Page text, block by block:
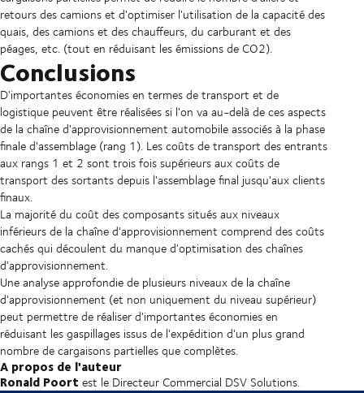
retours des camions et d'optimiser l'utilisation de la capacité des
quais, des camions et des chauffeurs, du carburant et des
péages, etc. (tout en réduisant les émissions de CO2).
Conclusions
D'importantes économies en termes de transport et de
logistique peuvent être réalisées si l'on va au-delà de ces aspects
de la chaîne d'approvisionnement automobile associés à la phase
finale d'assemblage (rang 1). Les coûts de transport des entrants
aux rangs 1 et 2 sont trois fois supérieurs aux coûts de
transport des sortants depuis l'assemblage final jusqu'aux clients
finaux.
La majorité du coût des composants situés aux niveaux
inférieurs de la chaîne d'approvisionnement comprend des coûts
cachés qui découlent du manque d'optimisation des chaînes
d'approvisionnement.
Une analyse approfondie de plusieurs niveaux de la chaîne
d'approvisionnement (et non uniquement du niveau supérieur)
peut permettre de réaliser d'importantes économies en
réduisant les gaspillages issus de l'expédition d'un plus grand
nombre de cargaisons partielles que complètes.
A propos de l'auteur
Ronald Poort est le Directeur Commercial DSV Solutions.